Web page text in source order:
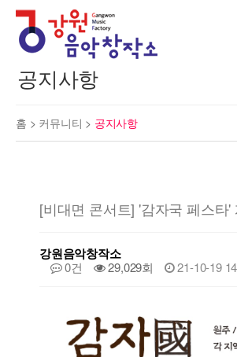
공지사항
홈 > 커뮤니티 > 공지사항
[비대면 콘서트] '감자국 페스타'
강원음악창작소
0건 29,029회 21-10-19